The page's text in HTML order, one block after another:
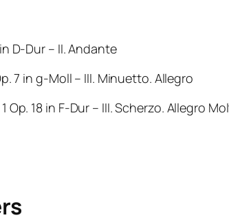
D-Dur – II. Andante
7 in g-Moll – III. Minuetto. Allegro
18 in F-Dur – III. Scherzo. Allegro